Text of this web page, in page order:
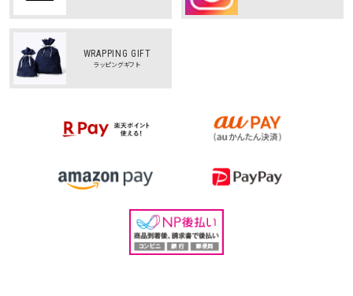
WRAPPING GIFT
ラッピングギフト